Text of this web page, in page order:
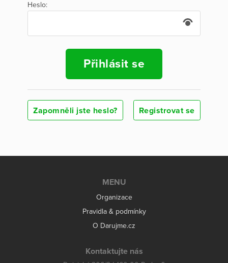
Heslo:
Přihlásit se
Zapomněli jste heslo? Registrovat se
MENU
Organizace
Pravidla & podmínky
O Darujme.cz
Kontaktujte nás